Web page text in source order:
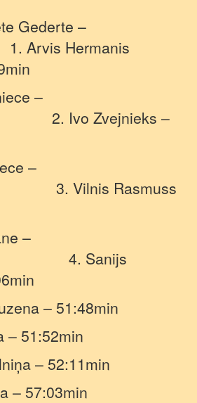
Gederte –
1. Arvis Hermanis
–
2. Ivo Zvejnieks –
–
3. Vilnis Rasmuss
–
4. Sanijs
– 51:48min
– 51:52min
– 52:11min
– 57:03min